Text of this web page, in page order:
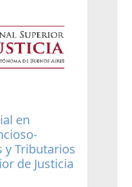
en
Tributarios
de Justicia